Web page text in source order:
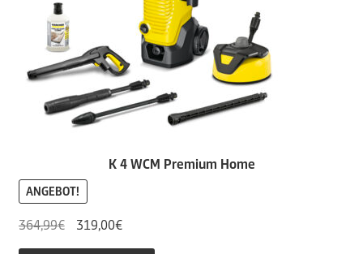
K 4 WCM Premium Home
ANGEBOT!
364,99€
Ursprünglicher
Preis
319,00€Aktueller
Preis